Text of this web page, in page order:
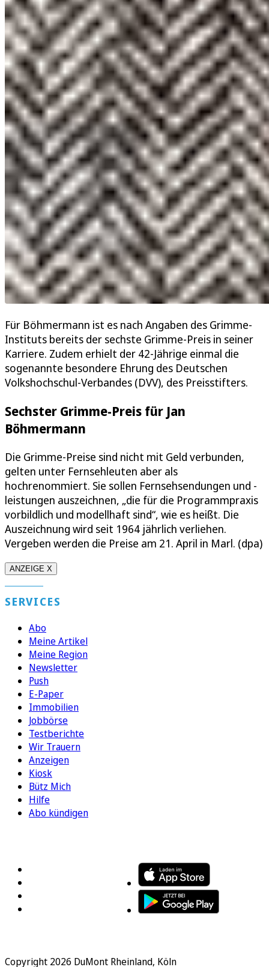
Für Böhmermann ist es nach Angaben des Grimme-
Instituts bereits der sechste Grimme-Preis in seiner
Karriere. Zudem erhielt der 42-Jährige einmal die
sogenannte besondere Ehrung des Deutschen
Volkshochschul-Verbandes (DVV), des Preisstifters.
Sechster Grimme-Preis für Jan
Böhmermann
Die Grimme-Preise sind nicht mit Geld verbunden,
gelten unter Fernsehleuten aber als
hochrenommiert. Sie sollen Fernsehsendungen und -
leistungen auszeichnen, „die für die Programmpraxis
vorbildlich und modellhaft sind“, wie es heißt. Die
Auszeichnung wird seit 1964 jährlich verliehen.
Vergeben werden die Preise am 21. April in Marl. (dpa)
ANZEIGE X
SERVICES
Abo
Meine Artikel
Meine Region
Newsletter
Push
E-Paper
Immobilien
Jobbörse
Testberichte
Wir Trauern
Anzeigen
Kiosk
Bütz Mich
Hilfe
Abo kündigen
Copyright 2026 DuMont Rheinland, Köln